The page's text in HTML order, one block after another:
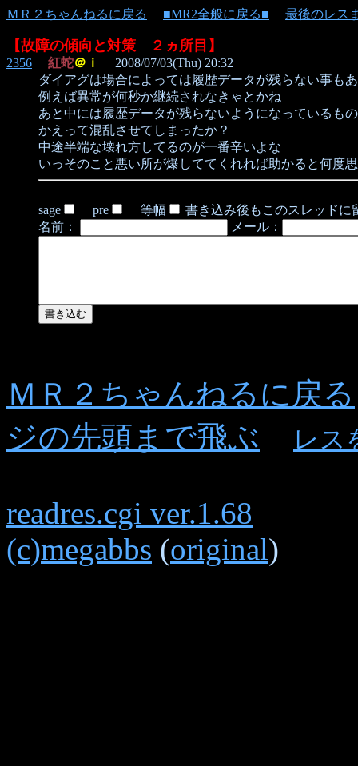
ＭＲ２ちゃんねるに戻る ■MR2全般に戻る■ 最後のレス
【故障の傾向と対策 ２ヵ所目】
2356 紅蛇＠ｉ
2008/07/03(Thu) 20:32
ダイアグは場合によっては履歴データが残らない事も
例えば異常が何秒か継続されなきゃとかね
あと中には履歴データが残らないようになっているも
かえって混乱させてしまったか？
中途半端な壊れ方してるのが一番辛いよな
いっそのこと悪い所が爆しててくれれば助かると何度
sage pre 等幅
書き込み後もこのスレッドに
名前：
メール：
ＭＲ２ちゃんねるに戻る
ジの先頭まで飛ぶ
レス
readres.cgi ver.1.68
(c)megabbs (original)